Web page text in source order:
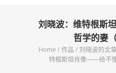
刘晓波：维特根斯
哲学的妻
Home /作品 /刘晓波的文
特根斯坦肖像——给不懂